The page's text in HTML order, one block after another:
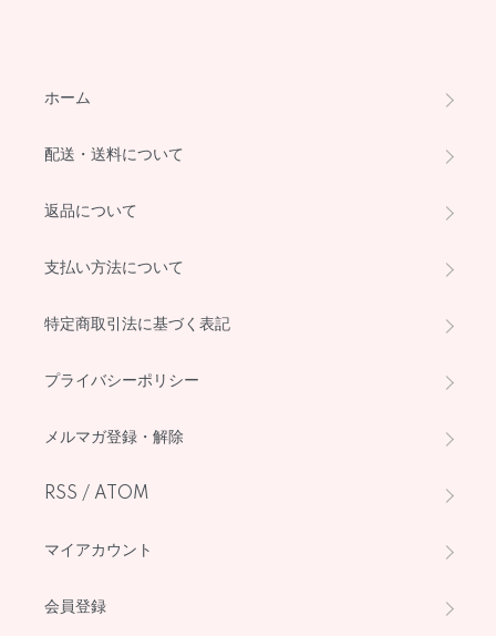
ホーム
配送・送料について
返品について
支払い方法について
特定商取引法に基づく表記
プライバシーポリシー
メルマガ登録・解除
RSS / ATOM
マイアカウント
会員登録